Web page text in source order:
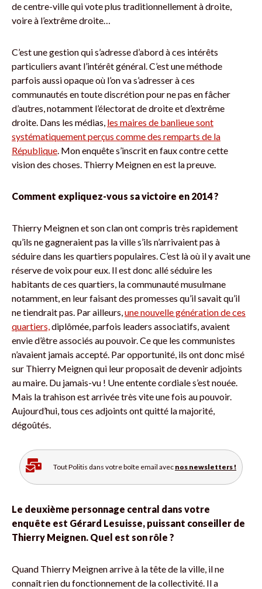
de centre-ville qui vote plus traditionnellement à droite,
voire à l’extrême droite…
C’est une gestion qui s’adresse d’abord à ces intérêts
particuliers avant l’intérêt général. C’est une méthode
parfois aussi opaque où l’on va s’adresser à ces
communautés en toute discrétion pour ne pas en fâcher
d’autres, notamment l’électorat de droite et d’extrême
droite. Dans les médias, les maires de banlieue sont
systématiquement perçus comme des remparts de la
République . Mon enquête s’inscrit en faux contre cette
vision des choses. Thierry Meignen en est la preuve.
Comment expliquez-vous sa victoire en 2014 ?
Thierry Meignen et son clan ont compris très rapidement
qu’ils ne gagneraient pas la ville s’ils n’arrivaient pas à
séduire dans les quartiers populaires. C’est là où il y avait une
réserve de voix pour eux. Il est donc allé séduire les
habitants de ces quartiers, la communauté musulmane
notamment, en leur faisant des promesses qu’il savait qu’il
ne tiendrait pas. Par ailleurs, une nouvelle génération de ces
quartiers, diplômée, parfois leaders associatifs, avaient
envie d’être associés au pouvoir. Ce que les communistes
n’avaient jamais accepté. Par opportunité, ils ont donc misé
sur Thierry Meignen qui leur proposait de devenir adjoints
au maire. Du jamais-vu ! Une entente cordiale s’est nouée.
Mais la trahison est arrivée très vite une fois au pouvoir.
Aujourd’hui, tous ces adjoints ont quitté la majorité,
dégoûtés.
Tout Politis dans votre boîte email avec nos newsletters !
Le deuxième personnage central dans votre
enquête est Gérard Lesuisse, puissant conseiller de
Thierry Meignen. Quel est son rôle ?
Quand Thierry Meignen arrive à la tête de la ville, il ne
connaît rien du fonctionnement de la collectivité. Il a